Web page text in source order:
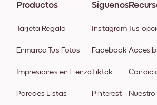
Productos
Tarjeta Regalo
Enmarca Tus Fotos
Impresiones en Lienzo
Paredes Listas
Síguenos
Instagram
Facebook
Tiktok
Pinterest
Tus